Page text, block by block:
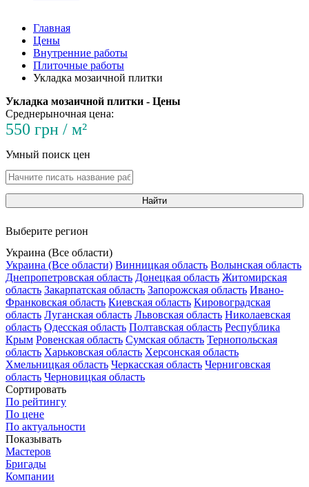
Главная
Цены
Внутренние работы
Плиточные работы
Укладка мозаичной плитки
Укладка мозаичной плитки - Цены
Среднерыночная цена:
550 грн / м²
Умный поиск цен
Найти
Выберите регион
Украина (Все области)
Украина (Все области) Винницкая область Волынская область
Днепропетровская область Донецкая область Житомирская
область Закарпатская область Запорожская область Ивано-
Франковская область Киевская область Кировоградская
область Луганская область Львовская область Николаевская
область Одесская область Полтавская область Республика
Крым Ровенская область Сумская область Тернопольская
область Харьковская область Херсонская область
Хмельницкая область Черкасская область Черниговская
область Черновицкая область
Сортировать
По рейтингу
По цене
По актуальности
Показывать
Мастеров
Бригады
Компании